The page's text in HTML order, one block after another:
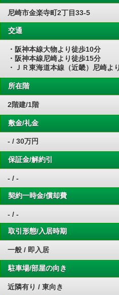
尼崎市金楽寺町2丁目33-5
交通
・阪神本線大物より徒歩10分
・阪神本線尼崎より徒歩15分
・ＪＲ東海道本線（近畿）尼崎よ
所在階
2階建/1階
敷金/礼金
- / 30万円
保証金/解約引
- / -
契約一時金/償却費
- / -
取引形態/入居時期
一般 / 即入居
駐車場/部屋の向き
近隣有り / 東向き